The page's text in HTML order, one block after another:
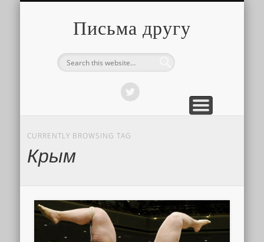
Письма другу
CURRENTLY BROWSING TAG
Крым